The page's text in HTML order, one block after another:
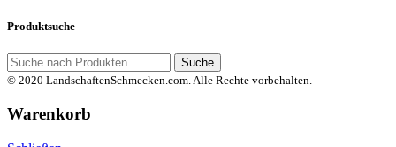
Produktsuche
Suche
© 2020 LandschaftenSchmecken.com. Alle Rechte vorbehalten.
Warenkorb